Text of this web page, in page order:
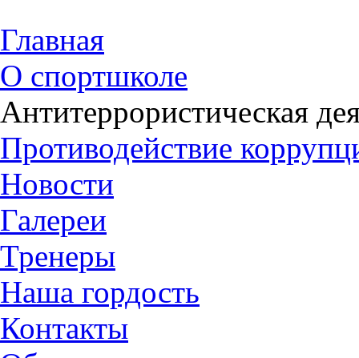
Главная
О спортшколе
Антитеррористическая
Противодействие
Новости
Галереи
Тренеры
Наша гордость
Контакты